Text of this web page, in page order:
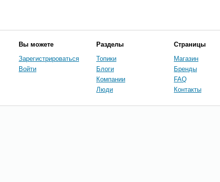
Вы можете
Зарегистрироваться
Войти
Разделы
Топики
Блоги
Компании
Люди
Страницы
Магазин
Бренды
FAQ
Контакты